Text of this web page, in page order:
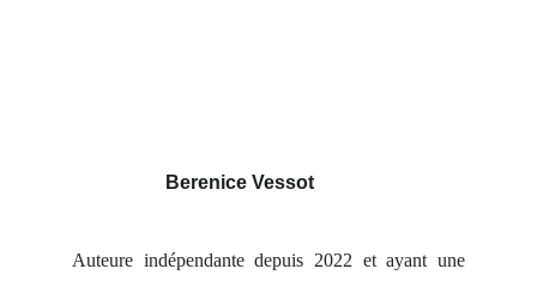
Berenice Vessot
Auteure indépendante depuis 2022 et ayant une